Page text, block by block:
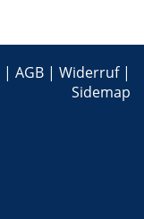
| AGB| Widerruf|
Sidemap